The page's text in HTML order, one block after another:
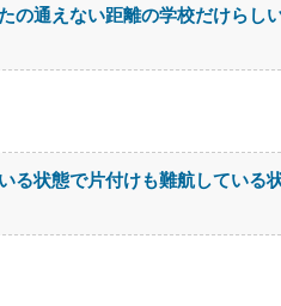
の通えない距離の学校だけらし
る状態で片付けも難航している